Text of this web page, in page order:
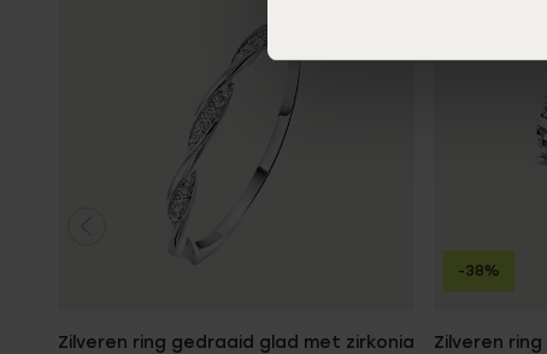
Zilveren ring gedraaid glad met zirkonia
Zilveren
-38%